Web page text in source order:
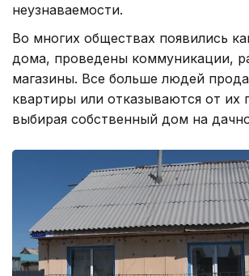
неузнаваемости.
Во многих обществах появились
дома, проведены коммуникации,
магазины. Все больше людей
квартиры или отказываются от их
выбирая собственный дом на